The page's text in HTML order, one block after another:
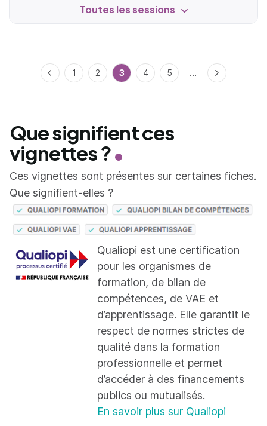
Toutes les sessions
Précédent
1 2 3 4 5 ... Suivant
Que signifient ces
vignettes ?
Ces vignettes sont présentes sur certaines fiches.
Que signifient-elles ?
Qualiopi est une certification
pour les organismes de
formation, de bilan de
compétences, de VAE et
d’apprentissage. Elle garantit le
respect de normes strictes de
qualité dans la formation
professionnelle et permet
d’accéder à des financements
publics ou mutualisés.
En savoir plus sur Qualiopi